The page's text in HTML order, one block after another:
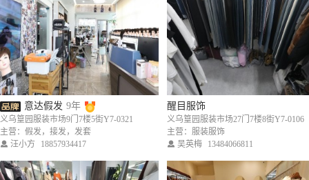
意达假发 9年
义乌篁园服装市场9门7楼5街Y7-0321
主营：假发，接发，发套
汪小方
18857934417
醒目服饰
义乌篁园服装市场27门7楼8街Y7-0106
主营：服装服饰
吴英梅
13484066811